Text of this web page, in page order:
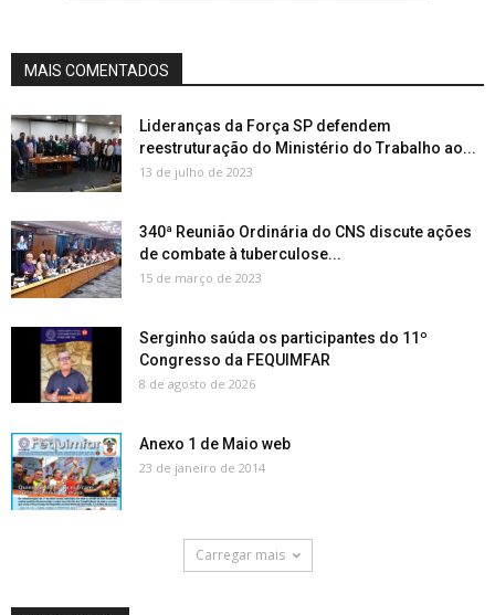
MAIS COMENTADOS
Lideranças da Força SP defendem
reestruturação do Ministério do Trabalho ao...
13 de julho de 2023
340ª Reunião Ordinária do CNS discute ações
de combate à tuberculose...
15 de março de 2023
Serginho saúda os participantes do 11º
Congresso da FEQUIMFAR
8 de agosto de 2026
Anexo 1 de Maio web
23 de janeiro de 2014
Carregar mais